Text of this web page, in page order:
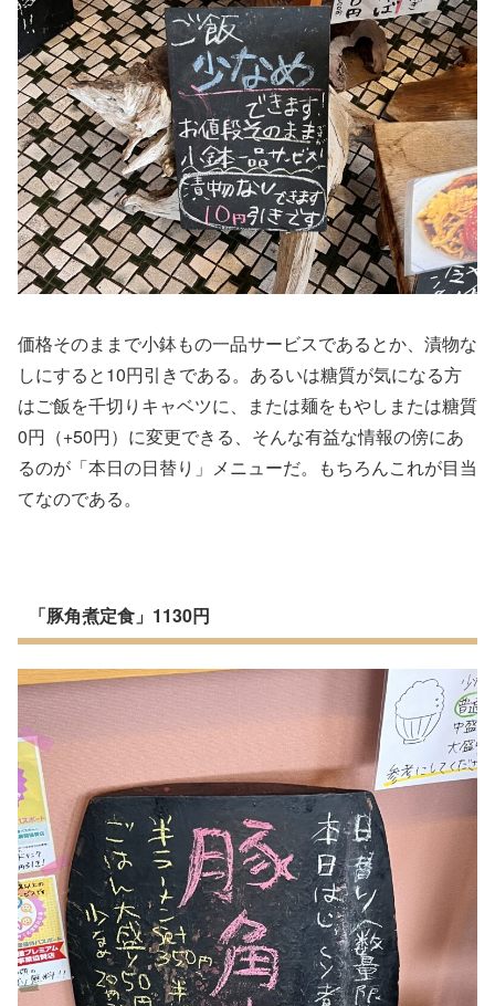
価格そのままで小鉢もの一品サービスであるとか、漬物な
しにすると10円引きである。あるいは糖質が気になる方
はご飯を千切りキャベツに、または麺をもやしまたは糖質
0円（+50円）に変更できる、そんな有益な情報の傍にあ
るのが「本日の日替り」メニューだ。もちろんこれが目当
てなのである。
「豚角煮定食」1130円